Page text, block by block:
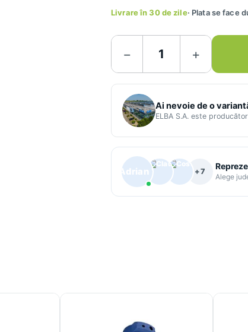
Livrare în 30 de zile· Plata se face
− +
Ai nevoie de o
ELBA S.A. este
+7
Alege